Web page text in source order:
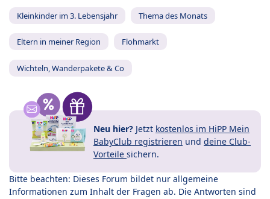
Kleinkinder im 3. Lebensjahr Thema des Monats
Eltern in meiner Region Flohmarkt
Wichteln, Wanderpakete & Co
Neu hier? Jetzt kostenlos im HiPP Mein
BabyClub registrieren und deine Club-
Vorteile sichern.
Bitte beachten: Dieses Forum bildet nur allgemeine
Informationen zum Inhalt der Fragen ab. Die Antworten sind